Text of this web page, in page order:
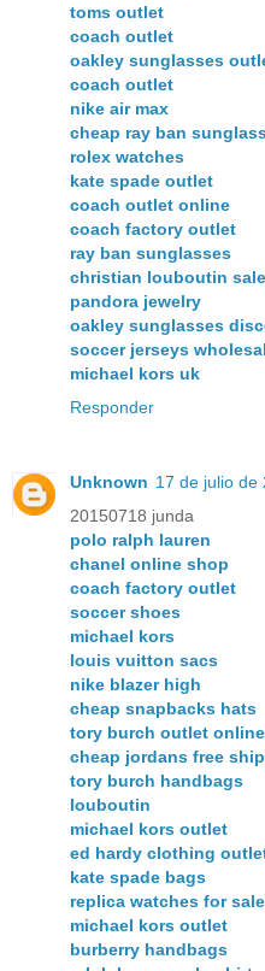
toms outlet
coach outlet
oakley sunglasses
coach outlet
nike air max
cheap ray ban
rolex watches
kate spade outlet
coach outlet online
coach factory outlet
ray ban sunglasses
christian louboutin sale
pandora jewelry
oakley sunglasses
soccer jerseys
michael kors uk
Responder
Unknown 17 de julio de
20150718 junda
polo ralph lauren
chanel online shop
coach factory outlet
soccer shoes
michael kors
louis vuitton sacs
nike blazer high
cheap snapbacks hats
tory burch outlet online
cheap jordans free
tory burch handbags
louboutin
michael kors outlet
ed hardy clothing
kate spade bags
replica watches for sale
michael kors outlet
burberry handbags